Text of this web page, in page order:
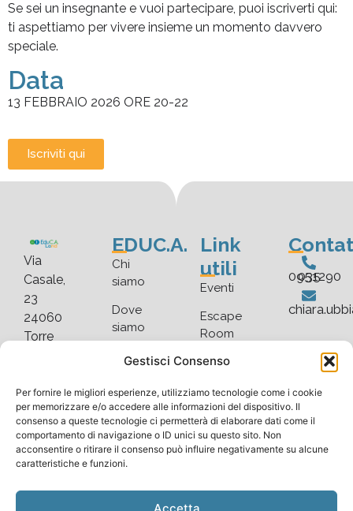
Gestisci Consenso
Per fornire le migliori esperienze, utilizziamo tecnologie come i cookie
per memorizzare e/o accedere alle informazioni del dispositivo. Il
consenso a queste tecnologie ci permetterà di elaborare dati come il
comportamento di navigazione o ID unici su questo sito. Non
acconsentire o ritirare il consenso può influire negativamente su alcune
caratteristiche e funzioni.
Accetta
Se sei un insegnante e vuoi partecipare, puoi iscriverti qui:
ti aspettiamo per vivere insieme un momento davvero
speciale.
Data
13 FEBBRAIO 2026 ORE 20-22
Iscriviti qui
Via
Casale,
23
24060
Torre
(BG)
EDUC.A.
Chi
siamo
Dove
siamo
Faq
listino
Link
utili
Eventi
Escape
Room
Blog
Gallery
035 0951290
Copyright © 2025 EduC.A.Land. All rights reserved |Cookie Policy
Privacy Policy